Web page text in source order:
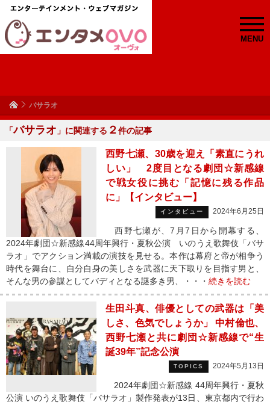
MENU
バサラオ
「バサラオ 」に関連する ２件の記事
西野七瀬、30歳を迎え「素直にうれ
しい」 2度目となる劇団☆新感線
で戦女役に挑む「記憶に残る作品
に」【インタビュー】
インタビュー 2024年6月25日
西野七瀬が、7月7日から開幕する、
2024年劇団☆新感線44周年興行・夏秋公演 いのうえ歌舞伎「バサ
ラオ」でアクション満載の演技を見せる。本作は幕府と帝が相争う
時代を舞台に、自分自身の美しさを武器に天下取りを目指す男と、
そんな男の参謀としてバディとなる謎多き男、・・・ 続きを読む
生田斗真、俳優としての武器は「美
しさ、色気でしょうか」 中村倫也、
西野七瀬と共に劇団☆新感線で“生
誕39年”記念公演
TOPICS 2024年5月13日
2024年劇団☆新感線 44周年興行・夏秋
公演 いのうえ歌舞伎「バサラオ」製作発表が13日、東京都内で行わ